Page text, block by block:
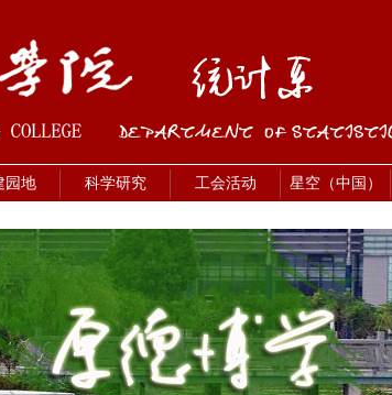
园地 科学研究 工会活动 星空（中国）